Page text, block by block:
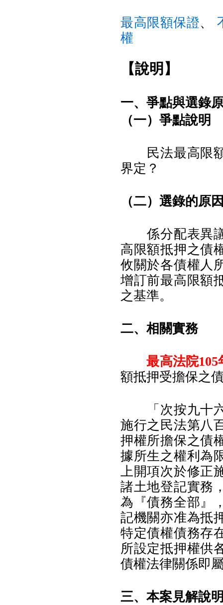
最高限額保證、
權
【說明】
一、爭點與選錄
（一）爭點說明
民法最高限額
界定？
（二）選錄的原
係分配表異議
高限額抵押之債
攸關於各債權人
增訂前最高限額
之基準。
二、相關實務
最高法院105
額抵押受擔保之
「次按九十六
施行之民法第八
押權所擔保之債
據所生之權利為
上開項次於修正
諸土地登記實務
為『債務全部』
記機關亦准為抵
特定債權債務存
所設定抵押權供
債權法律關係即
三、本案見解說